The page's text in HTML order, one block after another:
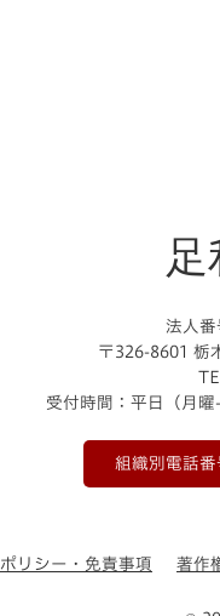
足
法人
〒326-8601 栃
受付時間：平日（月
組織別電話番
リシー・免責事項 著作